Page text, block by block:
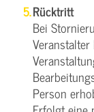
Rücktritt
Bei
Person